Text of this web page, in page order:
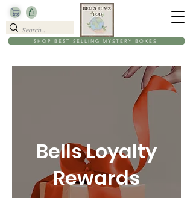
SHOP BEST SELLING MYSTERY BOXES
Bells Loyalty
Rewards